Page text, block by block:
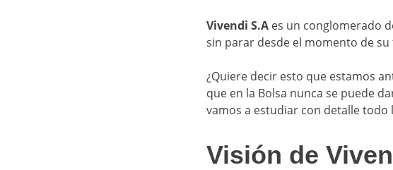
Vivendi S.A es un conglomerado
sin parar desde el momento de su
¿Quiere decir esto que estamos
que en la Bolsa nunca se puede
vamos a estudiar con detalle
Visión de